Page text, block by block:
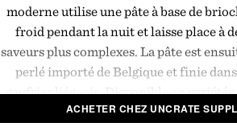
moderne utilise une pâte à base de
froid pendant la nuit et laisse place à
saveurs plus complexes. La pâte est
perlé importé de Belgique et finie
gaufrier liégeois. Disponible en variétés
gluten. Vendu par lot de
ACHETER CHEZ UNCRATE